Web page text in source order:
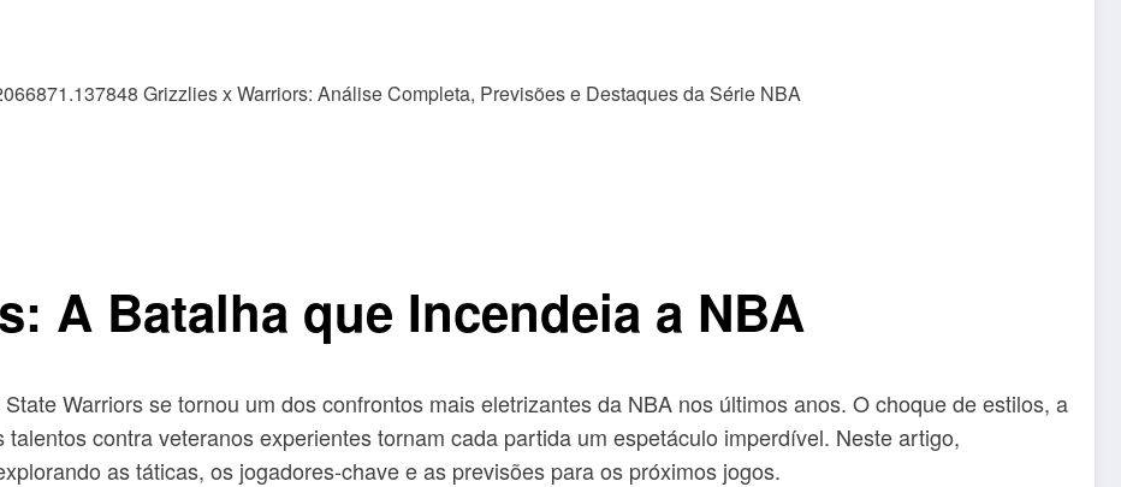
A Batalha que Incendeia a NBA
Warriors se tornou um dos confrontos mais eletrizantes da NBA nos últimos anos. O choque de estilos, a
contra veteranos experientes tornam cada partida um espetáculo imperdível. Neste artigo,
as táticas, os jogadores-chave e as previsões para os próximos jogos.